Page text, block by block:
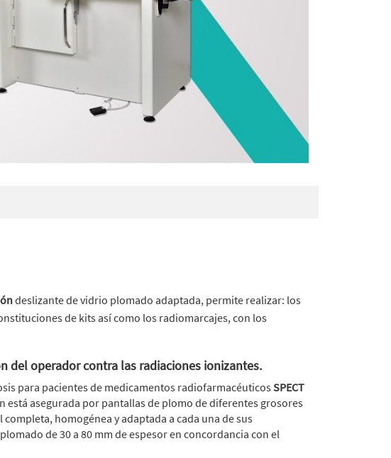
deslizante de vidrio plomado adaptada, permite realizar: los
de kits así como los radiomarcajes, con los
del operador contra las radiaciones ionizantes.
para pacientes de medicamentos radiofarmacéuticosSPECT
está asegurada por pantallas de plomo de diferentes grosores
homogénea y adaptada a cada una de sus
de 30 a 80 mm de espesor en concordancia con el